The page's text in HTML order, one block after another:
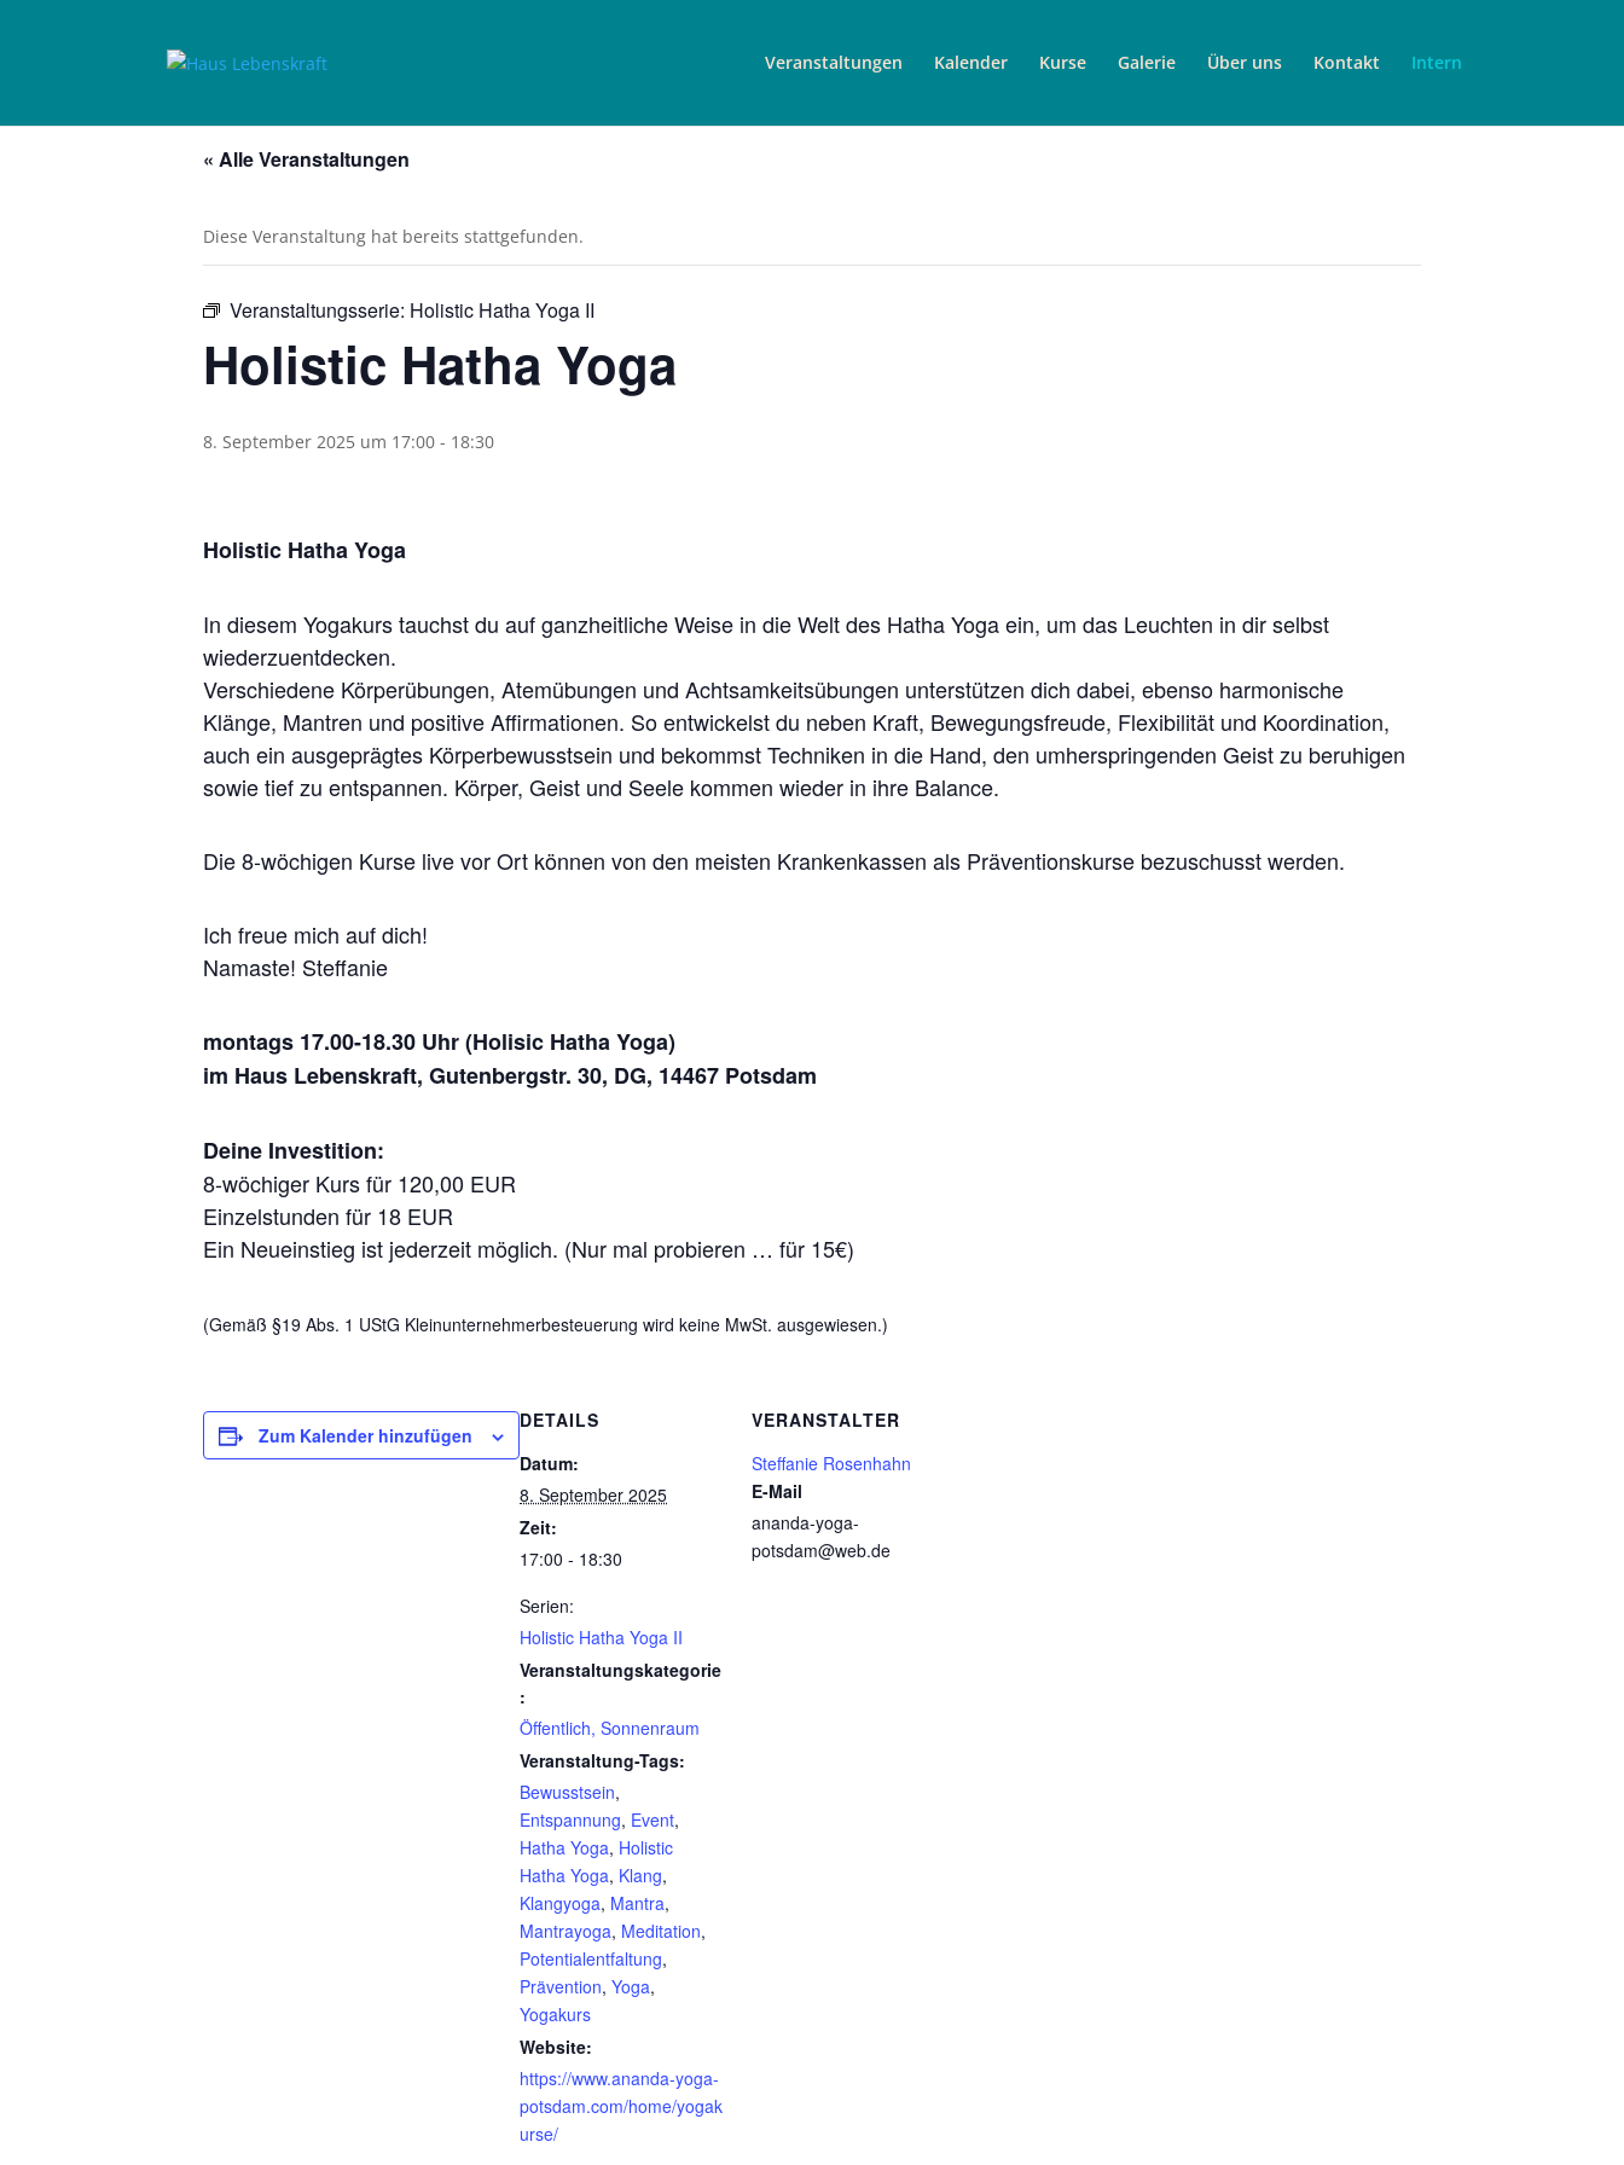
Veranstaltungen Kalender Kurse Galerie Über uns Kontakt Intern
« Alle Veranstaltungen
Diese Veranstaltung hat bereits stattgefunden.
Veranstaltungsserie: Holistic Hatha Yoga II
Holistic Hatha Yoga
8. September 2025 um 17:00 - 18:30
Holistic Hatha Yoga
In diesem Yogakurs tauchst du auf ganzheitliche Weise in die Welt des Hatha Yoga ein, um das Leuchten in dir selbst
wiederzuentdecken.
Verschiedene Körperübungen, Atemübungen und Achtsamkeitsübungen unterstützen dich dabei, ebenso harmonische
Klänge, Mantren und positive Affirmationen. So entwickelst du neben Kraft, Bewegungsfreude, Flexibilität und Koordination,
auch ein ausgeprägtes Körperbewusstsein und bekommst Techniken in die Hand, den umherspringenden Geist zu beruhigen
sowie tief zu entspannen. Körper, Geist und Seele kommen wieder in ihre Balance.
Die 8-wöchigen Kurse live vor Ort können von den meisten Krankenkassen als Präventionskurse bezuschusst werden.
Ich freue mich auf dich!
Namaste! Steffanie
montags 17.00-18.30 Uhr (Holisic Hatha Yoga)
im Haus Lebenskraft, Gutenbergstr. 30, DG, 14467 Potsdam
Deine Investition:
8-wöchiger Kurs für 120,00 EUR
Einzelstunden für 18 EUR
Ein Neueinstieg ist jederzeit möglich. (Nur mal probieren … für 15€)
(Gemäß §19 Abs. 1 UStG Kleinunternehmerbesteuerung wird keine MwSt. ausgewiesen.)
Zum Kalender hinzufügen
DETAILS
Datum:
8. September 2025
Zeit:
17:00 - 18:30
Serien:
Holistic Hatha Yoga II
Veranstaltungskategorie
:
Öffentlich, Sonnenraum
Veranstaltung-Tags:
Bewusstsein,
Entspannung, Event,
Hatha Yoga, Holistic
Hatha Yoga, Klang,
Klangyoga, Mantra,
Mantrayoga, Meditation,
Potentialentfaltung,
Prävention, Yoga,
Yogakurs
Website:
https://www.ananda-yoga-
potsdam.com/home/yogak
urse/
VERANSTALTER
Steffanie Rosenhahn
E-Mail
ananda-yoga-
potsdam@web.de